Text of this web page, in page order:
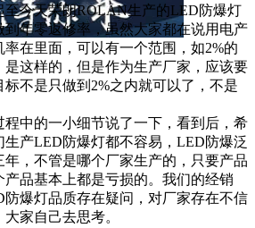
至今天荣朗ROLAN生产的LED防爆灯
到年零返修率，虽然大家都在说用电产
在里面，可以有一个范围，如2%的
这样的，但是作为生产厂家，应该要
不是只做到2%之内就可以了，不是
中的一小细节说了一下，看到后，希
产LED防爆灯都不容易，LED防爆泛
，不管是哪个厂家生产的，只要产品
品基本上都是亏损的。我们的经销
爆灯品质存在疑问，对厂家存在不信
家自己去思考。